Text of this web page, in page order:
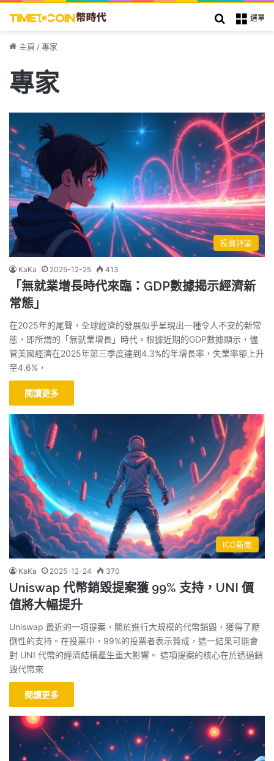
選單
搜索
主頁 /專家
專家
投資評論
KaKa 2025-12-25 413
「無就業增長時代來臨：GDP數據揭示經濟新
常態」
在2025年的尾聲，全球經濟的發展似乎呈現出一種令人不安的新常
態，即所謂的「無就業增長」時代。根據近期的GDP數據顯示，儘
管美國經濟在2025年第三季度達到4.3%的年增長率，失業率卻上升
至4.6%，
閱讀更多
ICO新聞
KaKa 2025-12-24 370
Uniswap 代幣銷毀提案獲 99% 支持，UNI 價
值將大幅提升
Uniswap 最近的一項提案，關於進行大規模的代幣銷毀，獲得了壓
倒性的支持。在投票中，99%的投票者表示贊成，這一結果可能會
對 UNI 代幣的經濟結構產生重大影響。 這項提案的核心在於透過銷
毀代幣來
閱讀更多